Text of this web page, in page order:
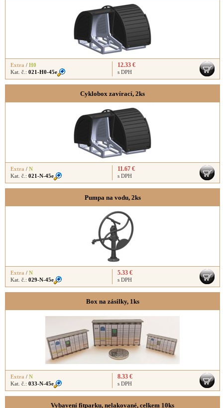
Extra / H0
Kat. č.: 021-H0-45e
12.33 €
s DPH
Cyklobox zavírací, 2ks
Extra / N
Kat. č.: 021-N-45e
11.67 €
s DPH
Pumpa na vodu, 2ks
Extra / N
Kat. č.: 029-N-45e
5.33 €
s DPH
Box na zásilky, 1ks
Extra / N
Kat. č.: 033-N-45e
8.33 €
s DPH
Vybavení fitparku, nelakované, celkem 10ks